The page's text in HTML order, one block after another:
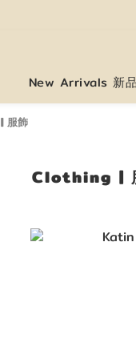
New Arrivals 新
服飾
Clothing |